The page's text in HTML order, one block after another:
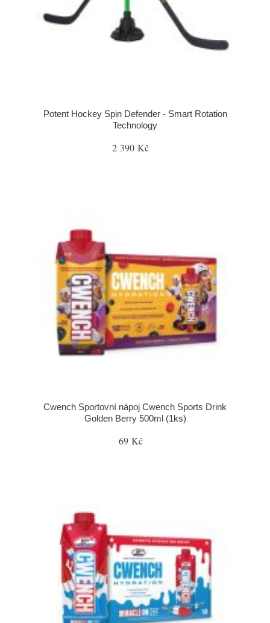
Potent Hockey Spin Defender - Smart Rotation
Technology
2 390 Kč
Cwench Sportovní nápoj Cwench Sports Drink
Golden Berry 500ml (1ks)
69 Kč